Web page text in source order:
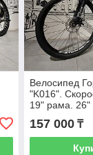
Велосипед
"K016".
19" рама. 26"
157 000₸